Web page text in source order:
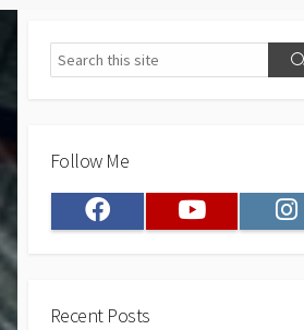
Search
Follow Me
Facebook Youtube
Recent Posts